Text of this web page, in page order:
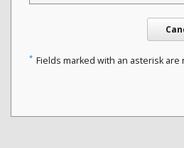
* Fields marked with an asterisk